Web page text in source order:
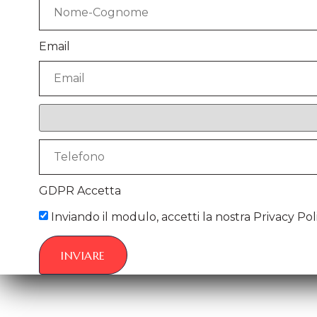
Email
GDPR Accetta
Inviando il modulo, accetti la nostra Privacy
INVIARE